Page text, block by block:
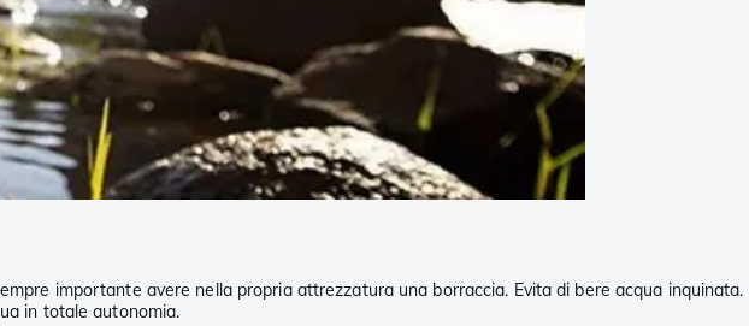
importante avere nella propria attrezzatura una borraccia. Evita di bere acqua inquinata.
in totale autonomia.